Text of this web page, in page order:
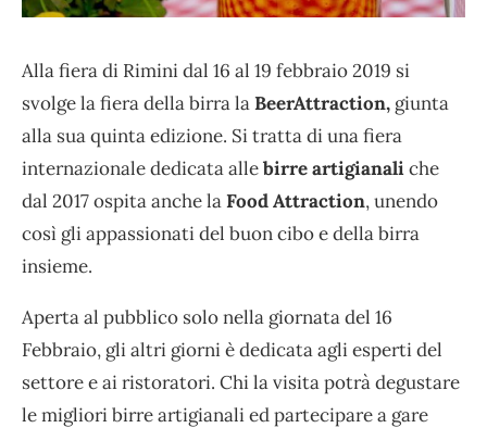
Alla fiera di Rimini dal 16 al 19 febbraio 2019 si
svolge la fiera della birra laBeerAttraction, giunta
alla sua quinta edizione. Si tratta di una fiera
internazionale dedicata allebirre artigianaliche
dal 2017 ospita anche laFood Attraction, unendo
così gli appassionati del buon cibo e della birra
insieme.
Aperta al pubblico solo nella giornata del 16
Febbraio, gli altri giorni è dedicata agli esperti del
settore e ai ristoratori. Chi la visita potrà degustare
le migliori birre artigianali ed partecipare a gare